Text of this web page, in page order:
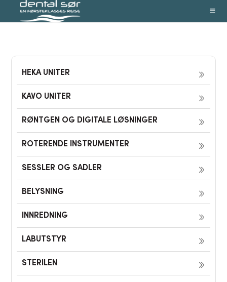
HEKA UNITER
KAVO UNITER
RØNTGEN OG DIGITALE LØSNINGER
ROTERENDE INSTRUMENTER
SESSLER OG SADLER
BELYSNING
INNREDNING
LABUTSTYR
STERILEN